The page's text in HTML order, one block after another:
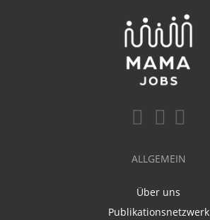
ALLGEMEIN
Über uns
Publikationsnetzwerk